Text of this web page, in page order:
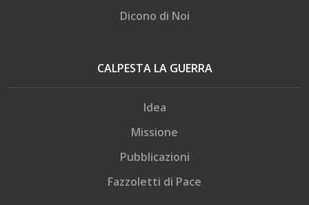
Dicono di Noi
CALPESTA LA GUERRA
Idea
Missione
Pubblicazioni
Fazzoletti di Pace